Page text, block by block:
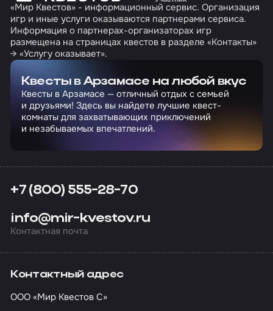
«Мир Квестов» - информационный сервис. Организация
игр и иные услуги оказываются партнерами сервиса.
Информация о партнерах-организаторах игр
размещена на страницах квестов в разделе «Контакты»
→ «Услугу оказывает».
Квесты в Арзамасе на любой вкус
Квесты в Арзамасе — отличный отдых с семьей
и друзьями! Здесь вы найдете лучшие квест-
комнаты для захватывающих приключений
и незабываемых впечатлений.
+7 (800) 555-28-70
info@mir-kvestov.ru
Контактная почта
Контактный адрес
ООО «Мир Квестов С»